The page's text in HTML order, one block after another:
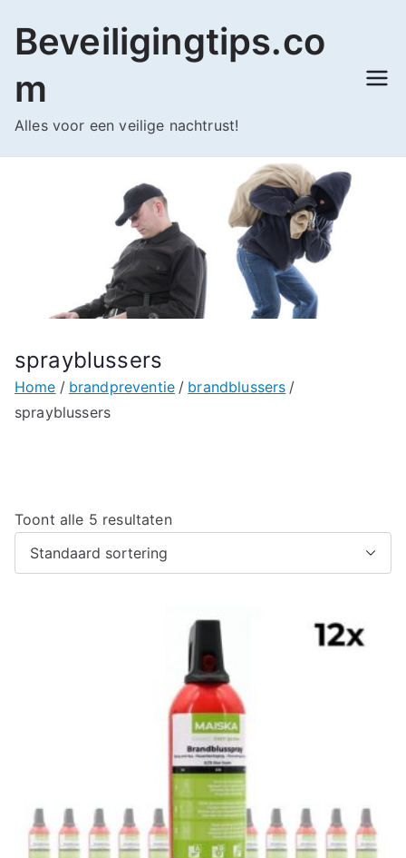
naar
inhoud
Beveiligingtips.co
m
Alles voor een veilige nachtrust!
sprayblussers
Home brandpreventie
brandblussers
sprayblussers
Toont alle 5 resultaten